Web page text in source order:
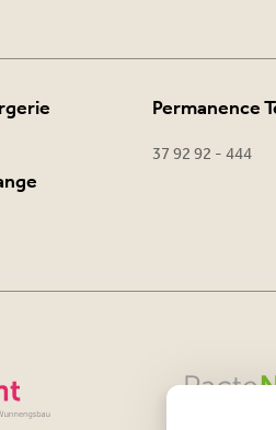
Permanence
37 92 92 - 444